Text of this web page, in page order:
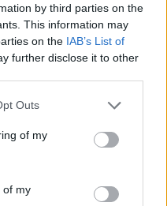
by third parties on the
This information may
on the IAB’s List of
further disclose it to other
Outs
of my
of my
lähipäivinä
mm
0 mm